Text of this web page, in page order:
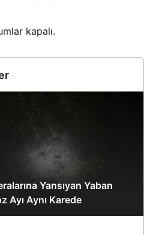
kapalı.
Yansıyan Yaban
Ayı Aynı Karede